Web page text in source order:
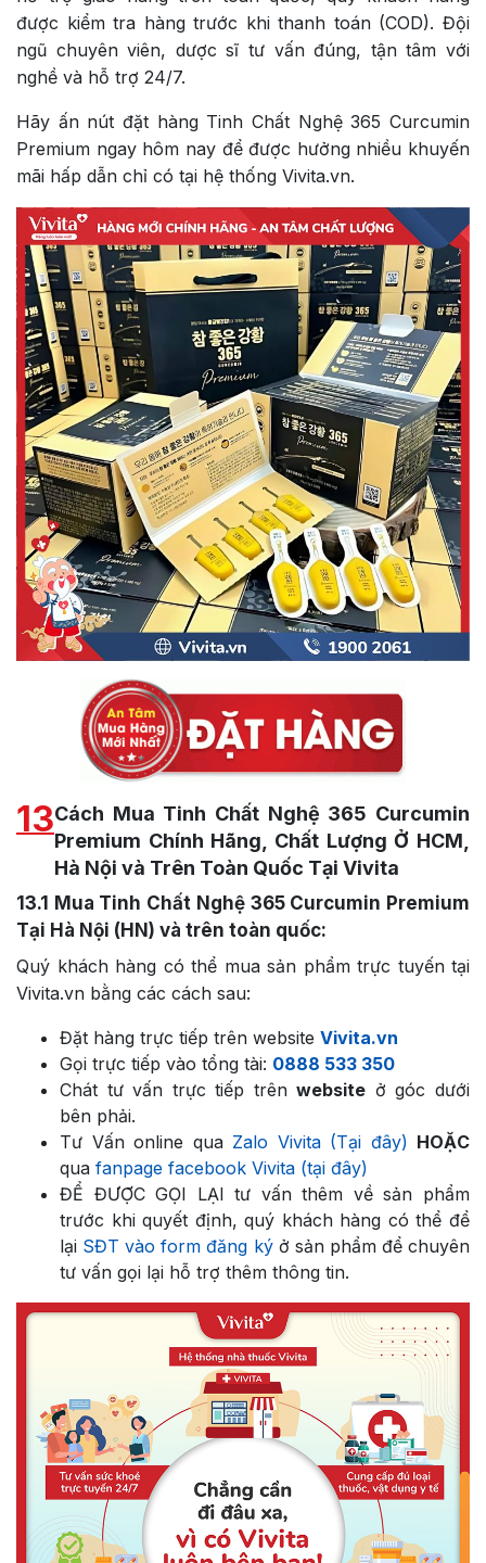
được kiểm tra hàng trước khi thanh toán (COD). Đội
ngũ chuyên viên, dược sĩ tư vấn đúng, tận tâm với
nghề và hỗ trợ 24/7.
Hãy ấn nút đặt hàng Tinh Chất Nghệ 365 Curcumin
Premium ngay hôm nay để được hưởng nhiều khuyến
mãi hấp dẫn chỉ có tại hệ thống Vivita.vn.
13Cách Mua Tinh Chất Nghệ 365 Curcumin
Premium Chính Hãng, Chất Lượng Ở HCM,
Hà Nội và Trên Toàn Quốc Tại Vivita
13.1 Mua Tinh Chất Nghệ 365 Curcumin Premium
Tại Hà Nội (HN) và trên toàn quốc:
Quý khách hàng có thể mua sản phẩm trực tuyến tại
Vivita.vn bằng các cách sau:
Đặt hàng trực tiếp trên website Vivita.vn
Gọi trực tiếp vào tổng tài: 0888 533 350
Chát tư vấn trực tiếp trênwebsite ở góc dưới
bên phải.
Tư Vấn online quaZalo Vivita (Tại đây) HOẶC
qua fanpage facebook Vivita (tại đây)
ĐỂ ĐƯỢC GỌI LẠI tư vấn thêm về sản phẩm
trước khi quyết định, quý khách hàng có thể để
lại SĐT vào form đăng kýở sản phẩm để chuyên
tư vấn gọi lại hỗ trợ thêm thông tin.